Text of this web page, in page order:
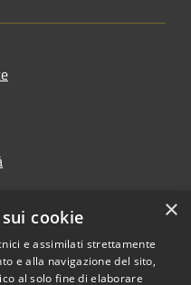
Copyright © 2026 • Comune di
Noventa Padovana • Powered
×
cookie
e assimilati strettamente
e alla navigazione del sito,
al solo fine di elaborare